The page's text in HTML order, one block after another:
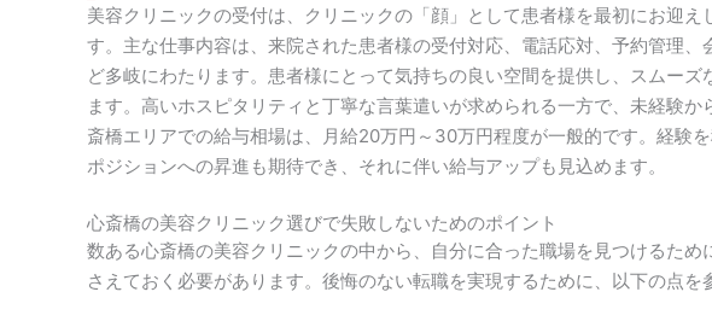
美容クリニックの受付は、クリニックの「顔」として患者様を最初にお迎
す。主な仕事内容は、来院された患者様の受付対応、電話応対、予約管理
ど多岐にわたります。患者様にとって気持ちの良い空間を提供し、スムー
ます。高いホスピタリティと丁寧な言葉遣いが求められる一方で、未経験
斎橋エリアでの給与相場は、月給20万円～30万円程度が一般的です。経験
ポジションへの昇進も期待でき、それに伴い給与アップも見込めます。
心斎橋の美容クリニック選びで失敗しないためのポイント
数ある心斎橋の美容クリニックの中から、自分に合った職場を見つけるた
さえておく必要があります。後悔のない転職を実現するために、以下の点を